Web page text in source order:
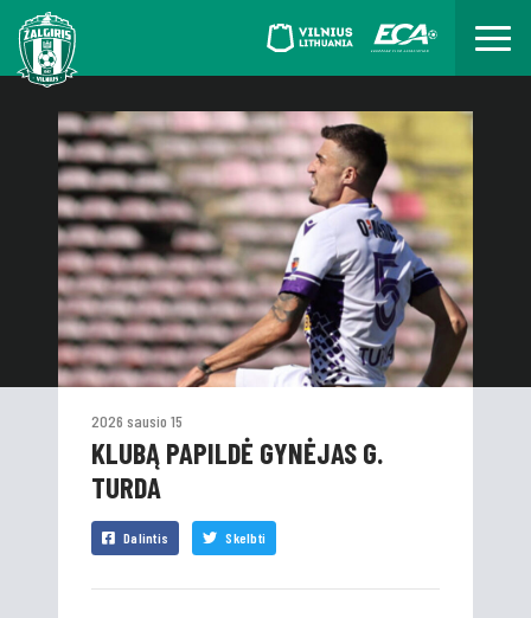
2026 sausio 15
KLUBĄ PAPILDĖ GYNĖJAS G.
TURDA
Dalintis Skelbti